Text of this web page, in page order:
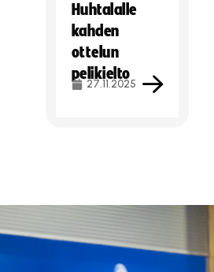
Huhtalalle
kahden
ottelun
pelikielto
27.11.2025